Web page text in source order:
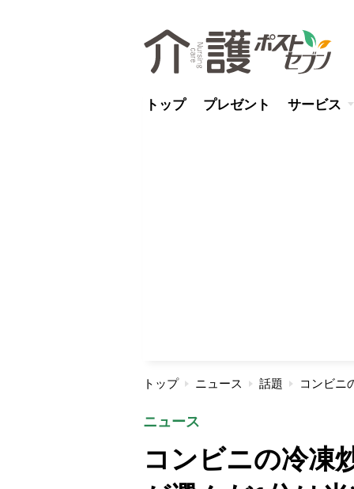
トップ プレゼント サービス
トップ ニュース 話題
ニュース
コンビニの冷